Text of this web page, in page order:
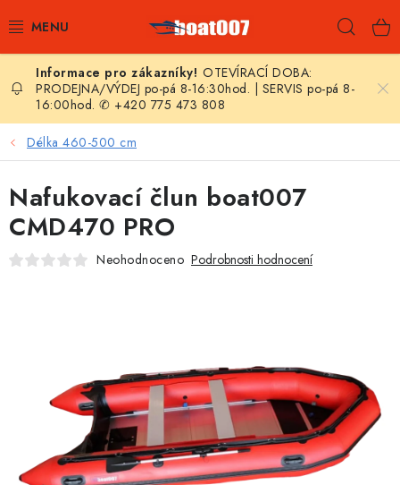
na
E-SHOP
AKČNÍ SLEVY
ZPRAVODAJ
KONTAKTY
MOTOROVÉ ČLUNY
LODNÍ ELEKTROMOTORY
OTEVÍRACÍ DOBA:
PRODEJNA/VÝDEJ po-pá 8-16:30hod. | SERVIS po-pá 8-
16:00hod. ✆ +420 775 473 808
Délka 460-500 cm
Nafukovací člun boat007
CMD470 PRO
Neohodnoceno Podrobnosti hodnocení